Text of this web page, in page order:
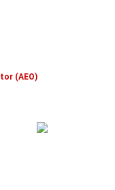
(AEO)